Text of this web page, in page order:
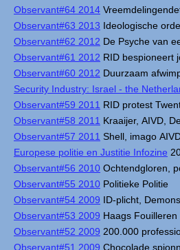
Observant#64 2014
Observant#63 2013 Ideologische
Observant#62 2012 De Psyche van
Observant#61 2012 RID bespioneert
Observant#60 2012 Duurzaam
Security Industry: Israel - the
Observant#59 2011 RID protest
Observant#58 2011 Kraaijer, AIVD,
Observant#57 2011 Shell, imago
Europese politie en Justitie Infozine
Observant#56 2010 Ochtendgloren,
Observant#55 2010 Politieke Politie
Observant#54 2009 ID-plicht,
Observant#53 2009 Haags Fouilleren
Observant#52 2009 200.000
Observant#51 2009 Chocolade